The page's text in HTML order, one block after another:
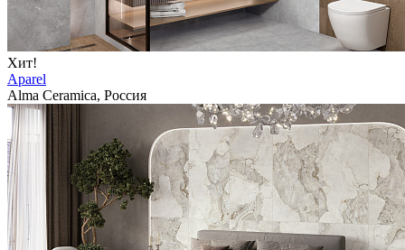
Хит!
Aparel
Alma Ceramica, Россия